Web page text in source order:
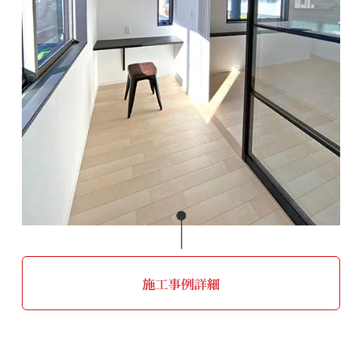
施工事例詳細